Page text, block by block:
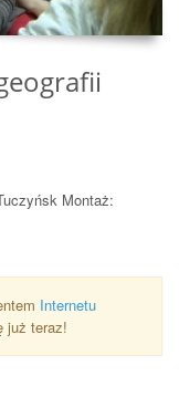
Montaż:
Internetu
już teraz!